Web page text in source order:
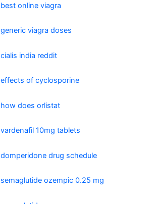
best online viagra
generic viagra doses
cialis india reddit
effects of cyclosporine
how does orlistat
vardenafil 10mg tablets
domperidone drug schedule
semaglutide ozempic 0.25 mg